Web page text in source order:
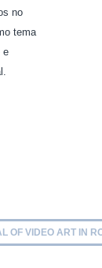
no
tema
e
OF VIDEO ART IN